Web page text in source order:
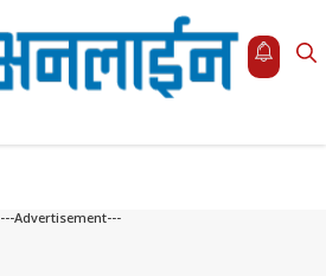
---Advertisement---